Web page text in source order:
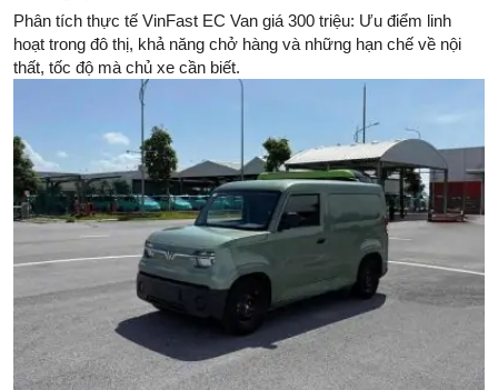
Phân tích thực tế VinFast EC Van giá 300 triệu: Ưu điểm linh
hoạt trong đô thị, khả năng chở hàng và những hạn chế về nội
thất, tốc độ mà chủ xe cần biết.